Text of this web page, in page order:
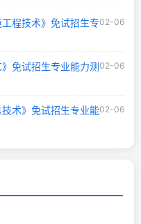
程技术》免试招生专02-06
免试招生专业能力测02-06
术》免试招生专业能02-06